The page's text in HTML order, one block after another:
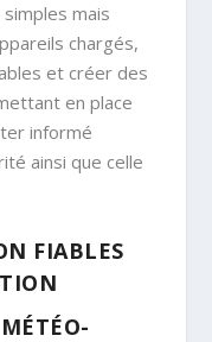
mais
chargés,
et créer des
en place
informé
ainsi que celle
FIABLES